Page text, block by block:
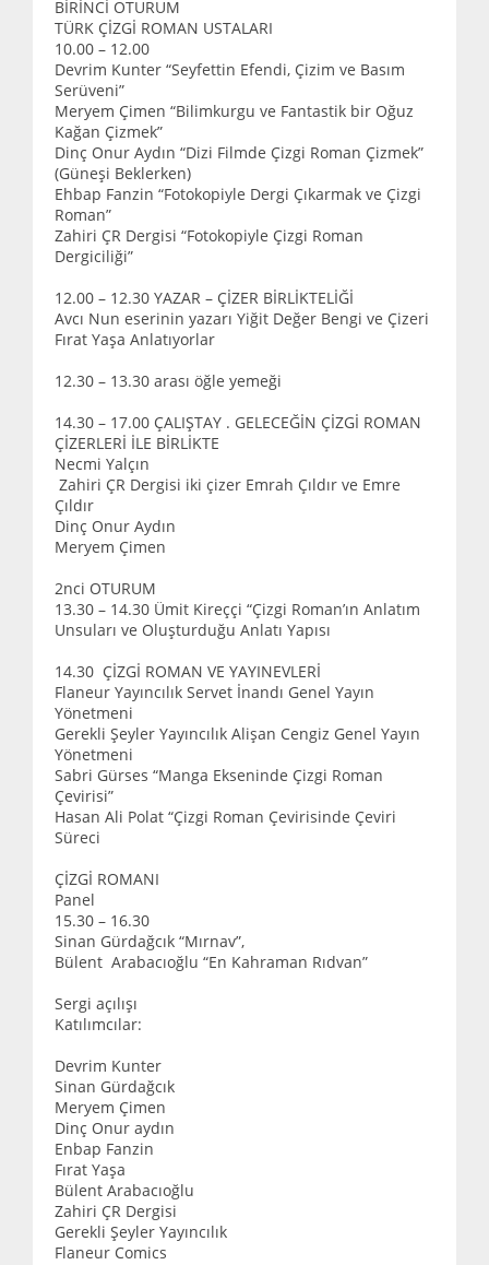
BİRİNCİ OTURUM
TÜRK ÇİZGİ ROMAN USTALARI
10.00 – 12.00
Devrim Kunter “Seyfettin Efendi, Çizim ve Basım
Serüveni”
Meryem Çimen “Bilimkurgu ve Fantastik bir Oğuz
Kağan Çizmek”
Dinç Onur Aydın “Dizi Filmde Çizgi Roman Çizmek”
(Güneşi Beklerken)
Ehbap Fanzin “Fotokopiyle Dergi Çıkarmak ve Çizgi
Roman”
Zahiri ÇR Dergisi “Fotokopiyle Çizgi Roman
Dergiciliği”
12.00 – 12.30 YAZAR – ÇİZER BİRLİKTELİĞİ
Avcı Nun eserinin yazarı Yiğit Değer Bengi ve Çizeri
Fırat Yaşa Anlatıyorlar
12.30 – 13.30 arası öğle yemeği
14.30 – 17.00 ÇALIŞTAY . GELECEĞİN ÇİZGİ ROMAN
ÇİZERLERİ İLE BİRLİKTE
Necmi Yalçın
Zahiri ÇR Dergisi iki çizer Emrah Çıldır ve Emre
Çıldır
Dinç Onur Aydın
Meryem Çimen
2nci OTURUM
13.30 – 14.30 Ümit Kireççi “Çizgi Roman’ın Anlatım
Unsuları ve Oluşturduğu Anlatı Yapısı
14.30 ÇİZGİ ROMAN VE YAYINEVLERİ
Flaneur Yayıncılık Servet İnandı Genel Yayın
Yönetmeni
Gerekli Şeyler Yayıncılık Alişan Cengiz Genel Yayın
Yönetmeni
Sabri Gürses “Manga Ekseninde Çizgi Roman
Çevirisi”
Hasan Ali Polat “Çizgi Roman Çevirisinde Çeviri
Süreci
ÇİZGİ ROMANI
Panel
15.30 – 16.30
Sinan Gürdağcık “Mırnav”,
Bülent Arabacıoğlu “En Kahraman Rıdvan”
Sergi açılışı
Katılımcılar:
Devrim Kunter
Sinan Gürdağcık
Meryem Çimen
Dinç Onur aydın
Enbap Fanzin
Fırat Yaşa
Bülent Arabacıoğlu
Zahiri ÇR Dergisi
Gerekli Şeyler Yayıncılık
Flaneur Comics